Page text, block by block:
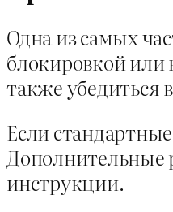
Одна из самых
блокировкой или
также убедиться
Если
инструкции.